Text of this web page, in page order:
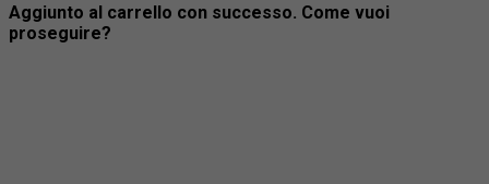
Aggiunto al carrello con successo. Come vuoi
proseguire?